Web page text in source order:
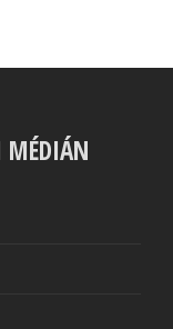
MÉDIÁN